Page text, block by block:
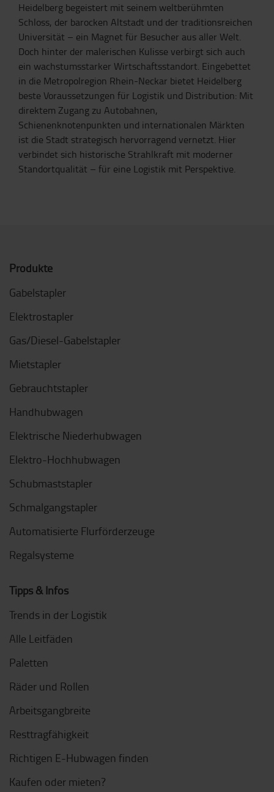
Heidelberg begeistert mit seinem weltberühmten
Schloss, der barocken Altstadt und der traditionsreichen
Universität – ein Magnet für Besucher aus aller Welt.
Doch hinter der malerischen Kulisse verbirgt sich auch
ein wachstumsstarker Wirtschaftsstandort. Eingebettet
in die Metropolregion Rhein-Neckar bietet Heidelberg
beste Voraussetzungen für Logistik und Distribution: Mit
direktem Zugang zu Autobahnen,
Schienenknotenpunkten und internationalen Märkten
ist die Stadt strategisch hervorragend vernetzt. Hier
verbindet sich historische Strahlkraft mit moderner
Standortqualität – für eine Logistik mit Perspektive.
Produkte
Gabelstapler
Elektrostapler
Gas/Diesel-Gabelstapler
Mietstapler
Gebrauchtstapler
Handhubwagen
Elektrische Niederhubwagen
Elektro-Hochhubwagen
Schubmaststapler
Schmalgangstapler
Automatisierte Flurförderzeuge
Regalsysteme
Tipps & Infos
Trends in der Logistik
Alle Leitfäden
Paletten
Räder und Rollen
Arbeitsgangbreite
Resttragfähigkeit
Richtigen E-Hubwagen finden
Kaufen oder mieten?